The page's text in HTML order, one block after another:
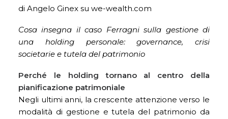
di Angelo Ginex su we-wealth.com
Cosa insegna il caso Ferragni sulla gestione di
una holding personale: governance, crisi
societarie e tutela del patrimonio
Perché le holding tornano al centro della
pianificazione patrimoniale
Negli ultimi anni, la crescente attenzione verso le
modalità di gestione e tutela del patrimonio da